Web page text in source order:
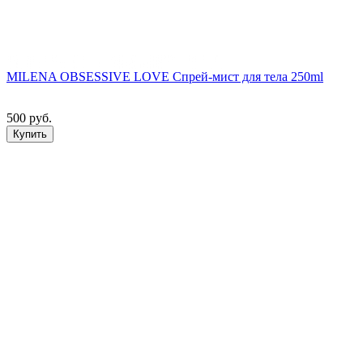
MILENA OBSESSIVE LOVE Спрей-мист для тела 250ml
500 руб.
Купить